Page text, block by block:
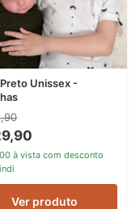
Unissex -
à vista com desconto
Ver produto